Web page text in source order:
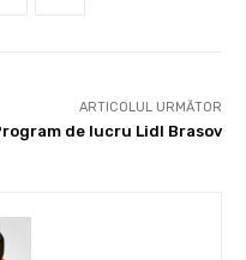
ARTICOLUL URMĂTOR
de lucru Lidl Brasov